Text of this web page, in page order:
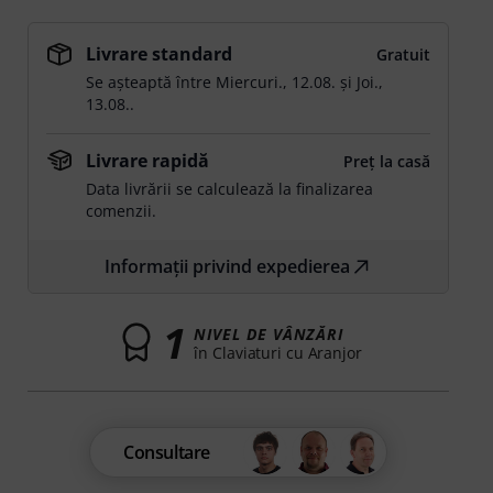
Livrare standard
Gratuit
Se așteaptă între Miercuri., 12.08. și Joi.,
13.08..
Livrare rapidă
Preț la casă
Data livrării se calculează la finalizarea
comenzii.
Informații privind expedierea
1 NIVEL DE VÂNZĂRI
în Claviaturi cu Aranjor
Consultare